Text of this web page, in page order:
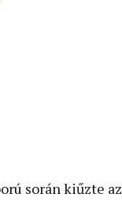
során kiűzte az